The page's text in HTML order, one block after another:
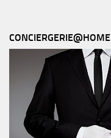
CONCIERGERIE@HOME